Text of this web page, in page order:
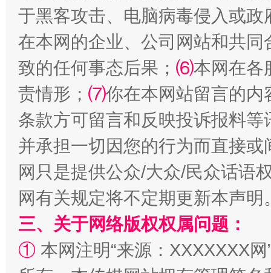
于黑客攻击、电脑病毒侵入或
在本网的企业、公司网站和共
致的任何事态后果； ⑹本网在各
责情形； ⑺你在本网站留言的内
条款方可留言和反映投诉报料
并承担一切因您的行为而直接
网只是提供公众/大众/民众话语
网有关规定将不定期更新本声明
三、关于网络版权权属问题：
① 本网注明“来源：XXXXXXX